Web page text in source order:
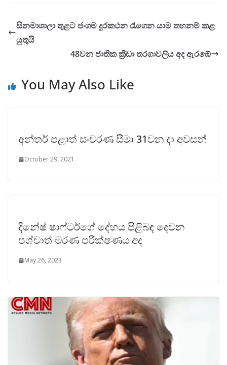
සිනමාශාලා තුළට ජංගම දුරකථන ‌රැගෙන යාම තහනම් කළ
යුතුයි
48වන ජාතික ක්‍රීඩා තරගාවලිය අද ඇරඹේ
You May Also Like
අන්තර් පළාත් සංචරණ සීමා 31වන දා අවසන්
October 29, 2021
දිනේෂ් ෂාෆ්ටර්ගේ දේහය පිළිබඳ දෙවන
පශ්චාත් මරණ පරීක්ෂණය අද
May 26, 2023